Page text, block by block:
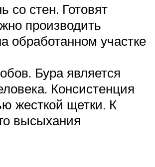
со стен. Готовят
производить
обработанном участке
Бура является
Консистенция
жесткой щетки. К
высыхания